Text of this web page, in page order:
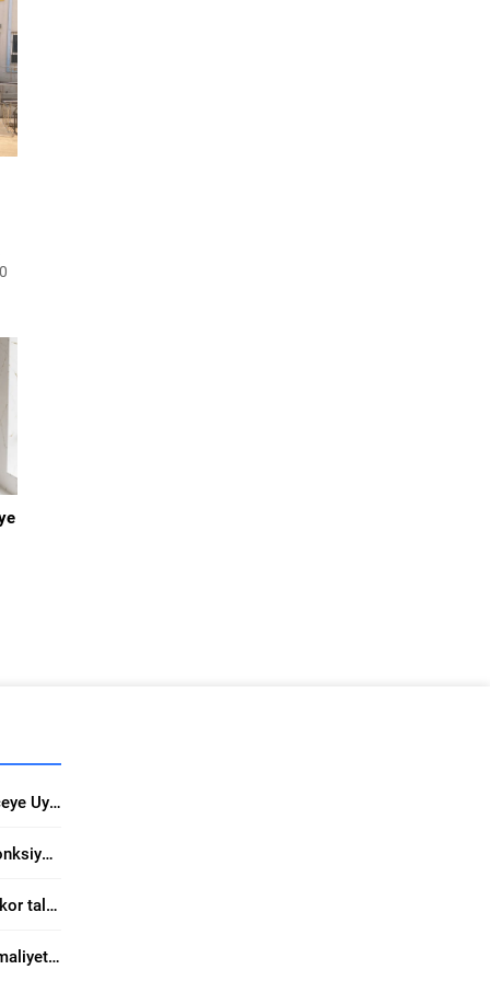
34 Yıllık Fuzul’dan Her Bütçeye Uygun Finansman Fırsatı
Turkua Halı’da Estetik ve Fonksiyon Bir Arada
ŞA-RA Enerji halka arzda rekor talep topladı
Kaliteli boya tercihi tadilat maliyetini ciddi düşürüyor